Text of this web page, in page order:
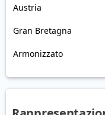
Austria
Gran Bretagna
Armonizzato